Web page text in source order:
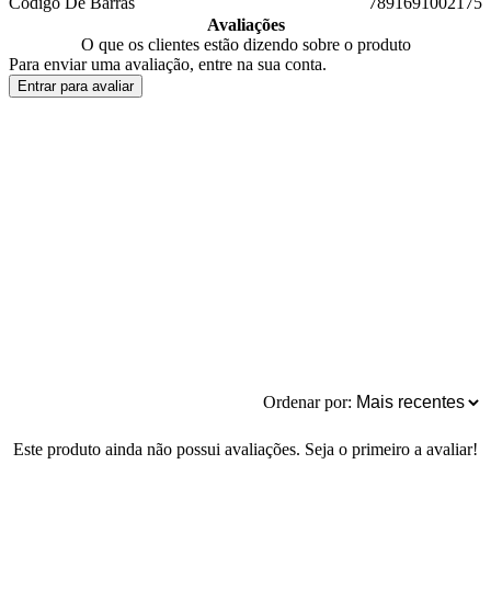
Avaliações
O que os clientes estão dizendo sobre o produto
Para enviar uma avaliação, entre na sua conta.
Entrar para avaliar
Ordenar por:
Este produto ainda não possui avaliações. Seja o primeiro a avaliar!